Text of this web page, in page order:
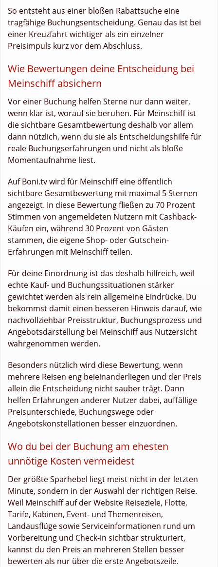
So entsteht aus einer bloßen Rabattsuche eine
tragfähige Buchungsentscheidung. Genau das ist bei
einer Kreuzfahrt wichtiger als ein einzelner
Preisimpuls kurz vor dem Abschluss.
Wie Bewertungen deine Entscheidung bei
Meinschiff absichern
Vor einer Buchung helfen Sterne nur dann weiter,
wenn klar ist, worauf sie beruhen. Für Meinschiff ist
die sichtbare Gesamtbewertung deshalb vor allem
dann nützlich, wenn du sie als Entscheidungshilfe für
reale Buchungserfahrungen und nicht als bloße
Momentaufnahme liest.
Auf Boni.tv wird für Meinschiff eine öffentlich
sichtbare Gesamtbewertung mit maximal 5 Sternen
angezeigt. In diese Bewertung fließen zu 70 Prozent
Stimmen von angemeldeten Nutzern mit Cashback-
Käufen ein, während 30 Prozent von Gästen
stammen, die eigene Shop- oder Gutschein-
Erfahrungen mit Meinschiff teilen.
Für deine Einordnung ist das deshalb hilfreich, weil
echte Kauf- und Buchungssituationen stärker
gewichtet werden als rein allgemeine Eindrücke. Du
bekommst damit einen besseren Hinweis darauf, wie
nachvollziehbar Preisstruktur, Buchungsprozess und
Angebotsdarstellung bei Meinschiff aus Nutzersicht
wahrgenommen werden.
Besonders nützlich wird diese Bewertung, wenn
mehrere Reisen eng beieinanderliegen und der Preis
allein die Entscheidung nicht sauber trägt. Dann
helfen Erfahrungen anderer Nutzer dabei, auffällige
Preisunterschiede, Buchungswege oder
Angebotskonstellationen besser einzuordnen.
Wo du bei der Buchung am ehesten
unnötige Kosten vermeidest
Der größte Sparhebel liegt meist nicht in der letzten
Minute, sondern in der Auswahl der richtigen Reise.
Weil Meinschiff auf der Website Reiseziele, Flotte,
Tarife, Kabinen, Event- und Themenreisen,
Landausflüge sowie Serviceinformationen rund um
Vorbereitung und Check-in sichtbar strukturiert,
kannst du den Preis an mehreren Stellen besser
bewerten als nur über die erste Angebotszeile.